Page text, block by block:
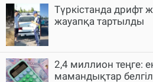
Түркістанда дрифт
жауапқа тартылды
2,4 миллион теңге:
мамандықтар